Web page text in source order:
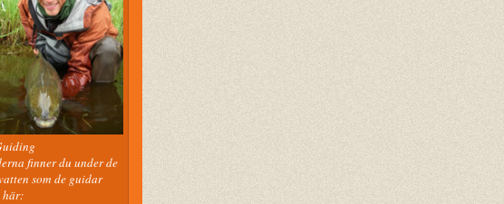
finner du under de
som de guidar
här: